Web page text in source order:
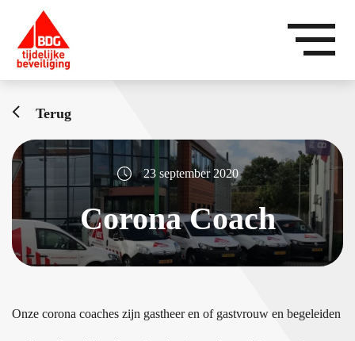
Terug
23 september 2020
Corona Coach
Onze corona coaches zijn gastheer en of gastvrouw en begeleiden